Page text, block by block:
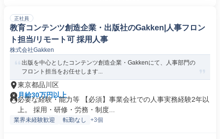
正社員
教育コンテンツ創造企業・出版社のGakken|人事フロン
ト担当/リモート可 採用人事
株式会社Gakken
出版を中心としたコンテンツ創造企業・Gakkenにて、人事部門の
フロント担当をお任せします...
東京都品川区
月給30万円以上
必要な経験・能力等 【必須】事業会社での人事実務経験2年以
上。 採用・研修・労務・制度...
業界未経験歓迎 転勤なし +3個